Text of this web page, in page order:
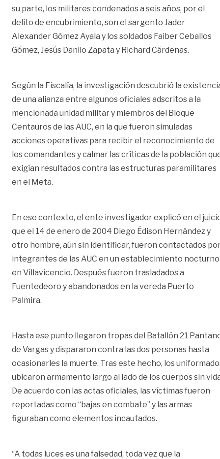
su parte, los militares condenados a seis años, por el
delito de encubrimiento, son el sargento Jader
Alexander Gómez Ayala y los soldados Faiber Ceballos
Gómez, Jesús Danilo Zapata y Richard Cárdenas.
Según la Fiscalía, la investigación descubrió la
de una alianza entre algunos oficiales adscritos a la
mencionada unidad militar y miembros del Bloque
Centauros de las AUC, en la que fueron simuladas
acciones operativas para recibir el reconocimiento de
los comandantes y calmar las críticas de la población
exigían resultados contra las estructuras paramilitares
en el Meta.
En ese contexto, el ente investigador explicó en el
que el 14 de enero de 2004 Diego Édison Hernández y
otro hombre, aún sin identificar, fueron contactados
integrantes de las AUC en un establecimiento nocturno
en Villavicencio. Después fueron trasladados a
Fuentedeoro y abandonados en la vereda Puerto
Palmira.
Hasta ese punto llegaron tropas del Batallón 21
de Vargas y dispararon contra las dos personas hasta
ocasionarles la muerte. Tras este hecho, los
ubicaron armamento largo al lado de los cuerpos sin
De acuerdo con las actas oficiales, las víctimas fueron
reportadas como “bajas en combate” y las armas
figuraban como elementos incautados.
“A todas luces es una falsedad, toda vez que la